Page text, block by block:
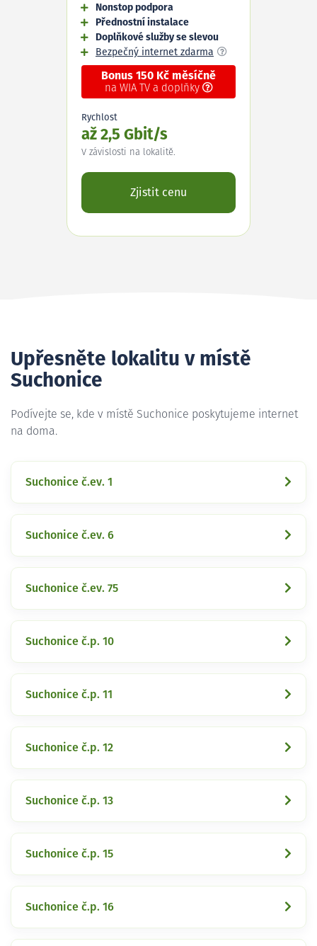
Nonstop podpora
Přednostní instalace
Doplňkové služby se slevou
Bezpečný internet zdarma
Bonus 150 Kč měsíčně
na WIA TV a doplňky
Rychlost
až 2,5 Gbit/s
V závislosti na lokalitě.
Zjistit cenu
Upřesněte lokalitu v místě
Suchonice
Podívejte se, kde v místě Suchonice poskytujeme internet
na doma.
Suchonice č.ev. 1
Suchonice č.ev. 6
Suchonice č.ev. 75
Suchonice č.p. 10
Suchonice č.p. 11
Suchonice č.p. 12
Suchonice č.p. 13
Suchonice č.p. 15
Suchonice č.p. 16